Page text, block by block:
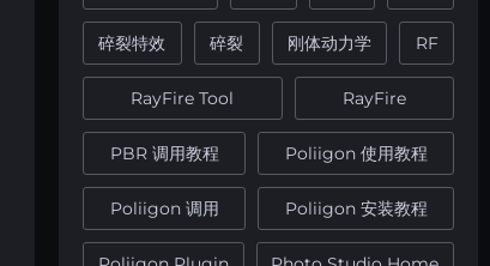
碎裂特效 碎裂 刚体动力学 RF
RayFire Tool RayFire
PBR 调用教程 Poliigon 使用教程
Poliigon 调用 Poliigon 安装教程